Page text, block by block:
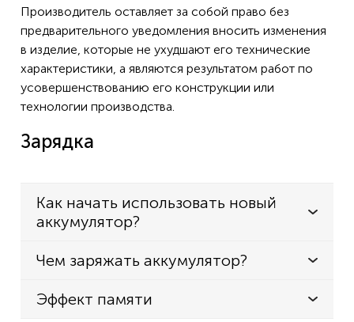
Производитель оставляет за собой право без
предварительного уведомления вносить изменения
в изделие, которые не ухудшают его технические
характеристики, а являются результатом работ по
усовершенствованию его конструкции или
технологии производства.
Зарядка
Как начать использовать новый
аккумулятор?
Чем заряжать аккумулятор?
Эффект памяти